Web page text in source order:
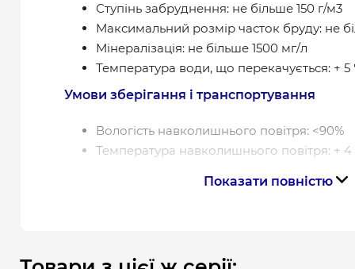
Ступінь забруднення: не більше 150 г/м3
Максимальний розмір часток бруду: не
Мінералізація: не більше 1500 мг/л
Температура води, що перекачується: +
Умови зберігання і транспортування
Вологість навколишнього повітря: <90%
Температура навколишнього повітря: +
Особливості відцентрових насосів
Показати повністю